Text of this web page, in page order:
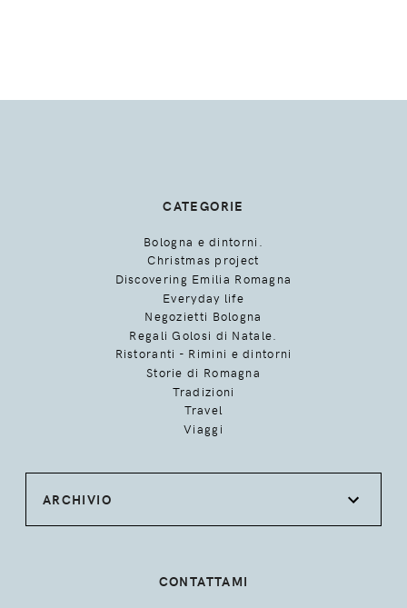
CATEGORIE
Bologna e dintorni.
Christmas project
Discovering Emilia Romagna
Everyday life
Negozietti Bologna
Regali Golosi di Natale.
Ristoranti - Rimini e dintorni
Storie di Romagna
Tradizioni
Travel
Viaggi
ARCHIVIO
CONTATTAMI